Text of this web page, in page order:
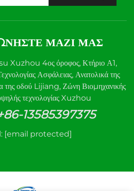
ΜΑΖΊ ΜΑΣ
Xuzhou 4ος όροφος, Κτήριο Α1,
Ασφάλειας, Ανατολικά της
της οδού Lijiang, Ζώνη Βιομηχανικής
τεχνολογίας Xuzhou
13585397375
[email protected]